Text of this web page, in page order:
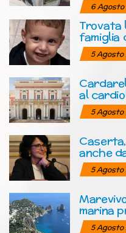
6 Agosto
Trovata
famiglia
5 Agosto
al
5 Agosto
anche
5 Agosto
marina
5 Agosto